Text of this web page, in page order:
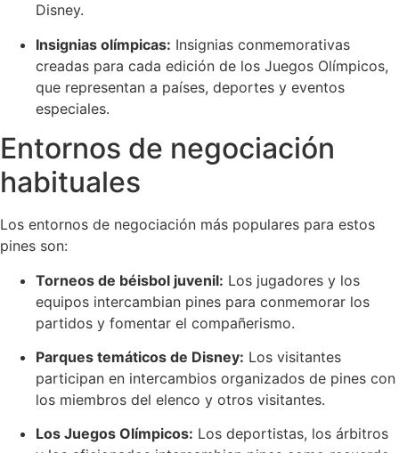
Disney.
Insignias olímpicas: Insignias conmemorativas
creadas para cada edición de los Juegos Olímpicos,
que representan a países, deportes y eventos
especiales.
Entornos de negociación
habituales
Los entornos de negociación más populares para estos
pines son:
Torneos de béisbol juvenil: Los jugadores y los
equipos intercambian pines para conmemorar los
partidos y fomentar el compañerismo.
Parques temáticos de Disney: Los visitantes
participan en intercambios organizados de pines con
los miembros del elenco y otros visitantes.
Los Juegos Olímpicos: Los deportistas, los árbitros